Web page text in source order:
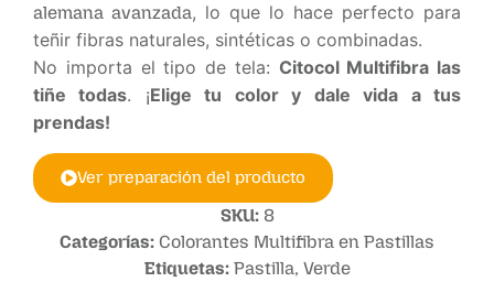
alemana avanzada, lo que lo hace perfecto para
teñir fibras naturales, sintéticas o combinadas.
No importa el tipo de tela: Citocol Multifibra las
tiñe todas. ¡Elige tu color y dale vida a tus
prendas!
Ver preparación del producto
SKU: 8
Categorías: Colorantes Multifibra en Pastillas
Etiquetas: Pastilla, Verde